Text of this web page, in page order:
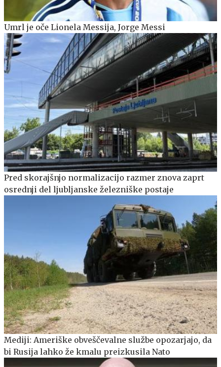
Umrl je oče Lionela Messija, Jorge Messi
Pred skorajšnjo normalizacijo razmer znova zaprt
osrednji del ljubljanske železniške postaje
Mediji: Ameriške obveščevalne službe opozarjajo, da
bi Rusija lahko že kmalu preizkusila Nato